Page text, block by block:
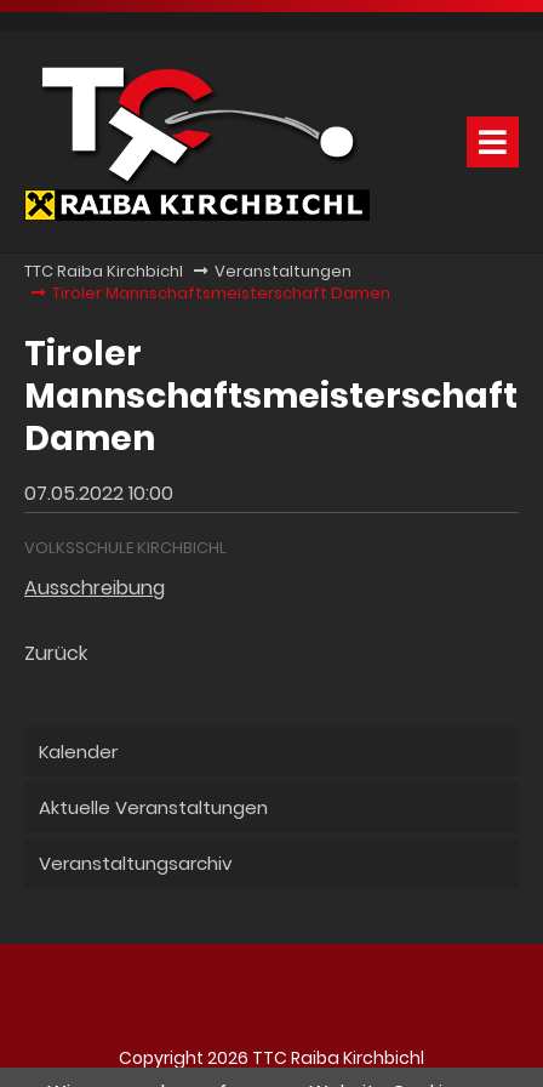
TTC Raiba Kirchbichl
Veranstaltungen
Tiroler Mannschaftsmeisterschaft Damen
Tiroler
Mannschaftsmeisterschaft
Damen
07.05.2022 10:00
VOLKSSCHULE KIRCHBICHL
Ausschreibung
Zurück
Kalender
Aktuelle Veranstaltungen
Veranstaltungsarchiv
Copyright 2026 TTC Raiba Kirchbichl